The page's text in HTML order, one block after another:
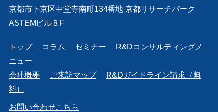
京都市下京区中堂寺南町134番地 京都リサーチパーク
ASTEMビル８F
トップ コラム セミナー
R&Dコンサルティングメ
ニュー
会社概要
ご来訪マップ
R&Dガイドライン請求（無
料）
お問い合わせこちら